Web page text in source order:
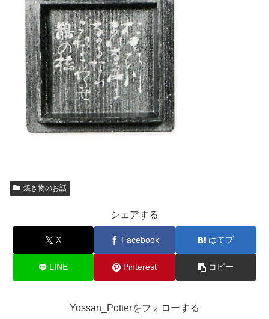
焼き物のお話
シェアする
X Facebook はてブ
LINE Pinterest コピー
Yossan_Potterをフォローする